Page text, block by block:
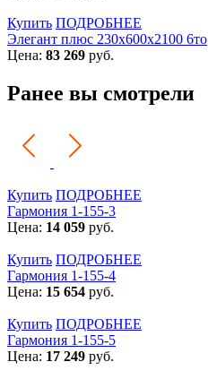
Купить ПОДРОБНЕЕ
Элегант плюс 230x600x2100 6то
Цена: 83 269 руб.
Ранее вы смотрели
Купить ПОДРОБНЕЕ
Гармония 1-155-3
Цена: 14 059 руб.
Купить ПОДРОБНЕЕ
Гармония 1-155-4
Цена: 15 654 руб.
Купить ПОДРОБНЕЕ
Гармония 1-155-5
Цена: 17 249 руб.